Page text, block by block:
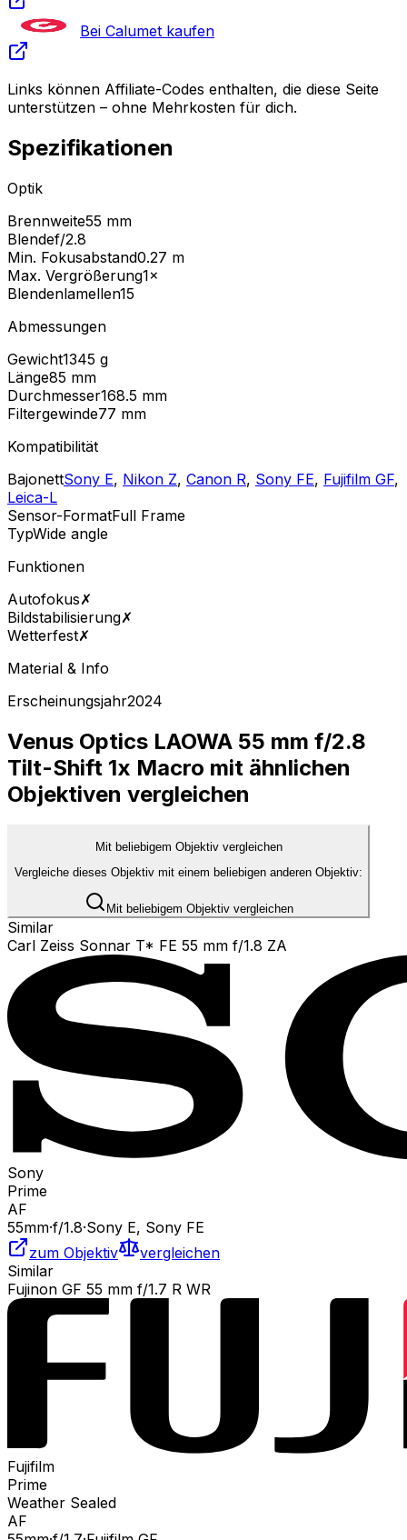
Bei Calumet kaufen
Links können Affiliate-Codes enthalten, die diese Seite
unterstützen – ohne Mehrkosten für dich.
Spezifikationen
Optik
Brennweite55 mm
Blendef/2.8
Min. Fokusabstand0.27 m
Max. Vergrößerung1×
Blendenlamellen15
Abmessungen
Gewicht1345 g
Länge85 mm
Durchmesser168.5 mm
Filtergewinde77 mm
Kompatibilität
BajonettSony E, Nikon Z, Canon R, Sony FE, Fujifilm GF,
Leica-L
Sensor-FormatFull Frame
TypWide angle
Funktionen
Autofokus✗
Bildstabilisierung✗
Wetterfest✗
Material & Info
Erscheinungsjahr2024
Venus Optics LAOWA 55 mm f/2.8
Tilt-Shift 1x Macro mit ähnlichen
Objektiven vergleichen
Mit beliebigem Objektiv vergleichen
Vergleiche dieses Objektiv mit einem beliebigen anderen Objektiv:
Mit beliebigem Objektiv vergleichen
Similar
Carl Zeiss Sonnar T* FE 55 mm f/1.8 ZA
Sony
Prime
AF
55mm·f/1.8·Sony E, Sony FE
zum Objektiv
vergleichen
Similar
Fujinon GF 55 mm f/1.7 R WR
Fujifilm
Prime
Weather Sealed
AF